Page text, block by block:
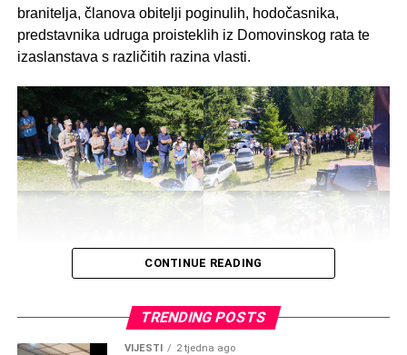
branitelja, članova obitelji poginulih, hodočasnika,
predstavnika udruga proisteklih iz Domovinskog rata te
izaslanstava s različitih razina vlasti.
CONTINUE READING
TRENDING POSTS
VIJESTI 2 tjedna ago